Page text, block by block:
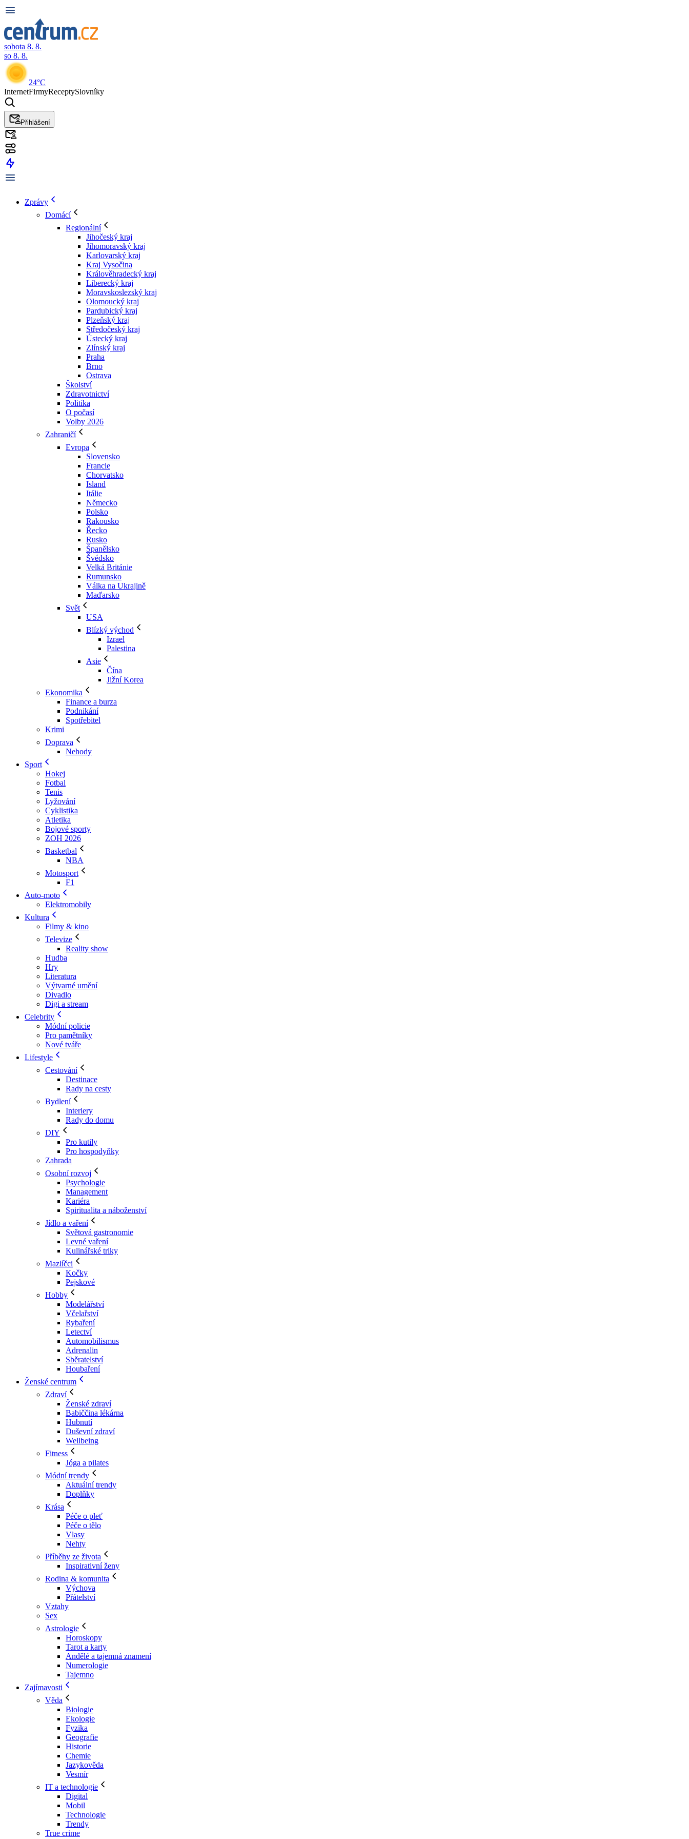
sobota 8. 8.
so 8. 8.
24°C
InternetFirmyReceptySlovníky
Přihlášení
Zprávy
Domácí
Regionální
Jihočeský kraj
Jihomoravský kraj
Karlovarský kraj
Kraj Vysočina
Králověhradecký kraj
Liberecký kraj
Moravskoslezský kraj
Olomoucký kraj
Pardubický kraj
Plzeňský kraj
Středočeský kraj
Ústecký kraj
Zlínský kraj
Praha
Brno
Ostrava
Školství
Zdravotnictví
Politika
O počasí
Volby 2026
Zahraničí
Evropa
Slovensko
Francie
Chorvatsko
Island
Itálie
Německo
Polsko
Rakousko
Řecko
Rusko
Španělsko
Švédsko
Velká Británie
Rumunsko
Válka na Ukrajině
Maďarsko
Svět
USA
Blízký východ
Izrael
Palestina
Asie
Čína
Jižní Korea
Ekonomika
Finance a burza
Podnikání
Spotřebitel
Krimi
Doprava
Nehody
Sport
Hokej
Fotbal
Tenis
Lyžování
Cyklistika
Atletika
Bojové sporty
ZOH 2026
Basketbal
NBA
Motosport
F1
Auto-moto
Elektromobily
Kultura
Filmy & kino
Televize
Reality show
Hudba
Hry
Literatura
Výtvarné umění
Divadlo
Digi a stream
Celebrity
Módní policie
Pro pamětníky
Nové tváře
Lifestyle
Cestování
Destinace
Rady na cesty
Bydlení
Interiery
Rady do domu
DIY
Pro kutily
Pro hospodyňky
Zahrada
Osobní rozvoj
Psychologie
Management
Kariéra
Spiritualita a náboženství
Jídlo a vaření
Světová gastronomie
Levné vaření
Kulinářské triky
Mazlíčci
Kočky
Pejskové
Hobby
Modelářství
Včelařství
Rybaření
Letectví
Automobilismus
Adrenalin
Sběratelství
Houbaření
Ženské centrum
Zdraví
Ženské zdraví
Babiččina lékárna
Hubnutí
Duševní zdraví
Wellbeing
Fitness
Jóga a pilates
Módní trendy
Aktuální trendy
Doplňky
Krása
Péče o pleť
Péče o tělo
Vlasy
Nehty
Příběhy ze života
Inspirativní ženy
Rodina & komunita
Výchova
Přátelství
Vztahy
Sex
Astrologie
Horoskopy
Tarot a karty
Andělé a tajemná znamení
Numerologie
Tajemno
Zajímavosti
Věda
Biologie
Ekologie
Fyzika
Geografie
Historie
Chemie
Jazykověda
Vesmír
IT a technologie
Digital
Mobil
Technologie
Trendy
True crime